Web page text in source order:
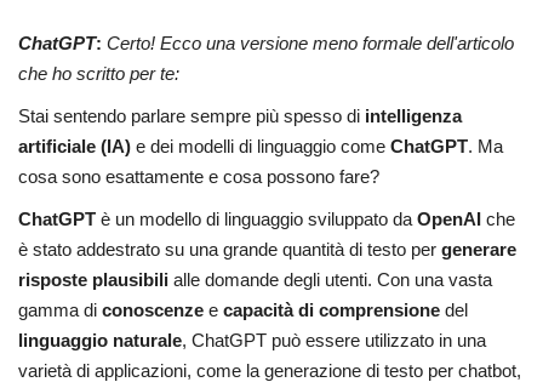
ChatGPT: Certo! Ecco una versione meno formale dell'articolo
che ho scritto per te:
Stai sentendo parlare sempre più spesso di intelligenza
artificiale (IA) e dei modelli di linguaggio come ChatGPT. Ma
cosa sono esattamente e cosa possono fare?
ChatGPT è un modello di linguaggio sviluppato da OpenAI che
è stato addestrato su una grande quantità di testo per generare
risposte plausibili alle domande degli utenti. Con una vasta
gamma di conoscenze e capacità di comprensione del
linguaggio naturale, ChatGPT può essere utilizzato in una
varietà di applicazioni, come la generazione di testo per chatbot,